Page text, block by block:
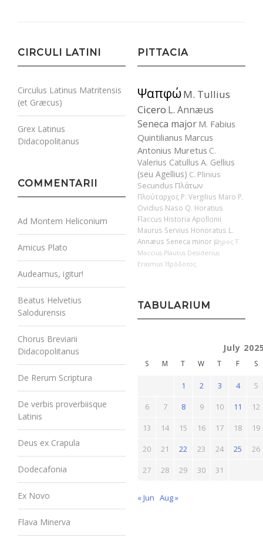
CIRCULI LATINI
Circulus Latinus Matritensis
(et Græcus)
Grex Latinus
Didacopolitanus
COMMENTARII
Ad Montem Heliconium
Amicus Plato
Audeamus, igitur!
Beatus Helvetius
Salodurensis
Chorus Breviarii
Didacopolitanus
De Rerum Scriptura
De verbis proverbiisque
Latinis
Deus ex Crapula
Dodecafonia
Ex Novo
Flava Minerva
PITTACIA
ΨαπφώM. Tullius
Cicero L. Annæus
Seneca major M. Fabius
Quintilianus Marcus
Antonius Muretus C.
Valerius Catullus A. Gellius
(seu Agellius) C. Plinius
Secundus Πλάτων
Πλούταρχος P. Vergilius Maro P.
Ovidius Naso Q. Horatius
Flaccus Historia Apollonii
Maurus Servius Honoratus L.
Annæus Seneca minor Ὅμηρος T.
Maccius Plautus Desiderius
Erasmus Ἡρόδοτος
TABULARIUM
July
S M T W T F S
1 2 3 4
5
6
7 8 9 10 11
12
13
14 15 16 17 18
19
20
21 22 23 24 25
26
27
28 29 30 31
« Jun Aug »